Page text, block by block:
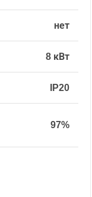
нет
8 кВт
IP20
97%